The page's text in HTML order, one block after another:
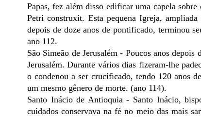
Papas, fez além disso edificar uma capela
Petri construxit. Esta pequena Igreja,
depois de doze anos de pontificado, terminou
ano 112.
São Simeão de Jerusalém - Poucos anos
Jerusalém. Durante vários dias fizeram-lhe
o condenou a ser crucificado, tendo 120 anos
um mesmo gênero de morte. (ano 114).
Santo Inácio de Antioquia - Santo Inácio,
cuidados conservava na fé no meio das mais